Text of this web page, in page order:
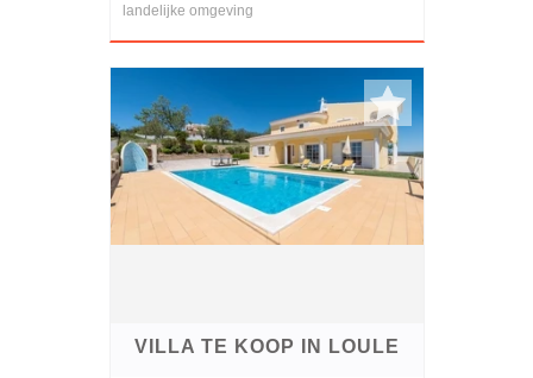
landelijke omgeving
VILLA TE KOOP IN LOULE